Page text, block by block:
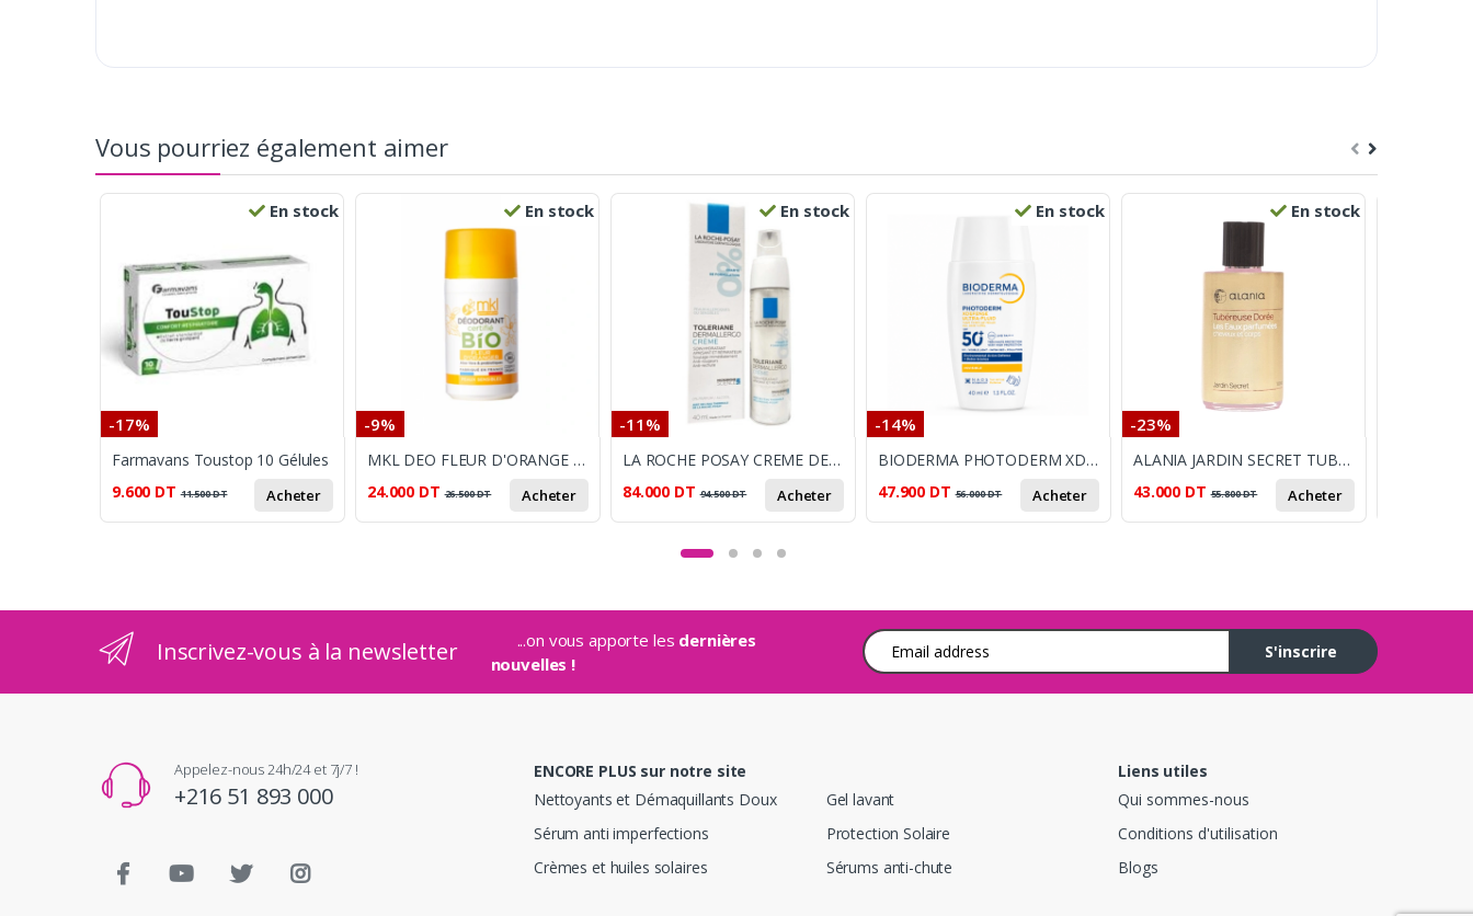
Vous pourriez également aimer
En stock
-17%
Farmavans Toustop 10 Gélules
9.600 DT 11.500DT Acheter
En stock
-9%
MKL DEO FLEUR D'ORANGE BIO ROLL-ON 50ML
24.000 DT 26.500DT Acheter
En stock
-11%
LA ROCHE POSAY CREME DERMALLERGO 40ML
84.000 DT 94.500DT Acheter
En stock
-14%
BIODERMA PHOTODERM XDEFENSE ULRA FLUIDE 02 SPF50
47.900 DT 56.000DT Acheter
En stock
-23%
ALANIA JARDIN SECRET TUBEREUSE DOREE EAU PARFUMEE100ML
43.000 DT 55.800DT Acheter
Inscrivez-vous à la newsletter ...on vous apporte les dernières
nouvelles !
Adresse e-mail
S'inscrire
Appelez-nous 24h/24 et 7j/7 !
+216 51 893 000
ENCORE PLUS sur notre site
Nettoyants et Démaquillants Doux
Sérum anti imperfections
Crèmes et huiles solaires
Gel lavant
Protection Solaire
Sérums anti-chute
Liens utiles
Qui sommes-nous
Conditions d'utilisation
Blogs